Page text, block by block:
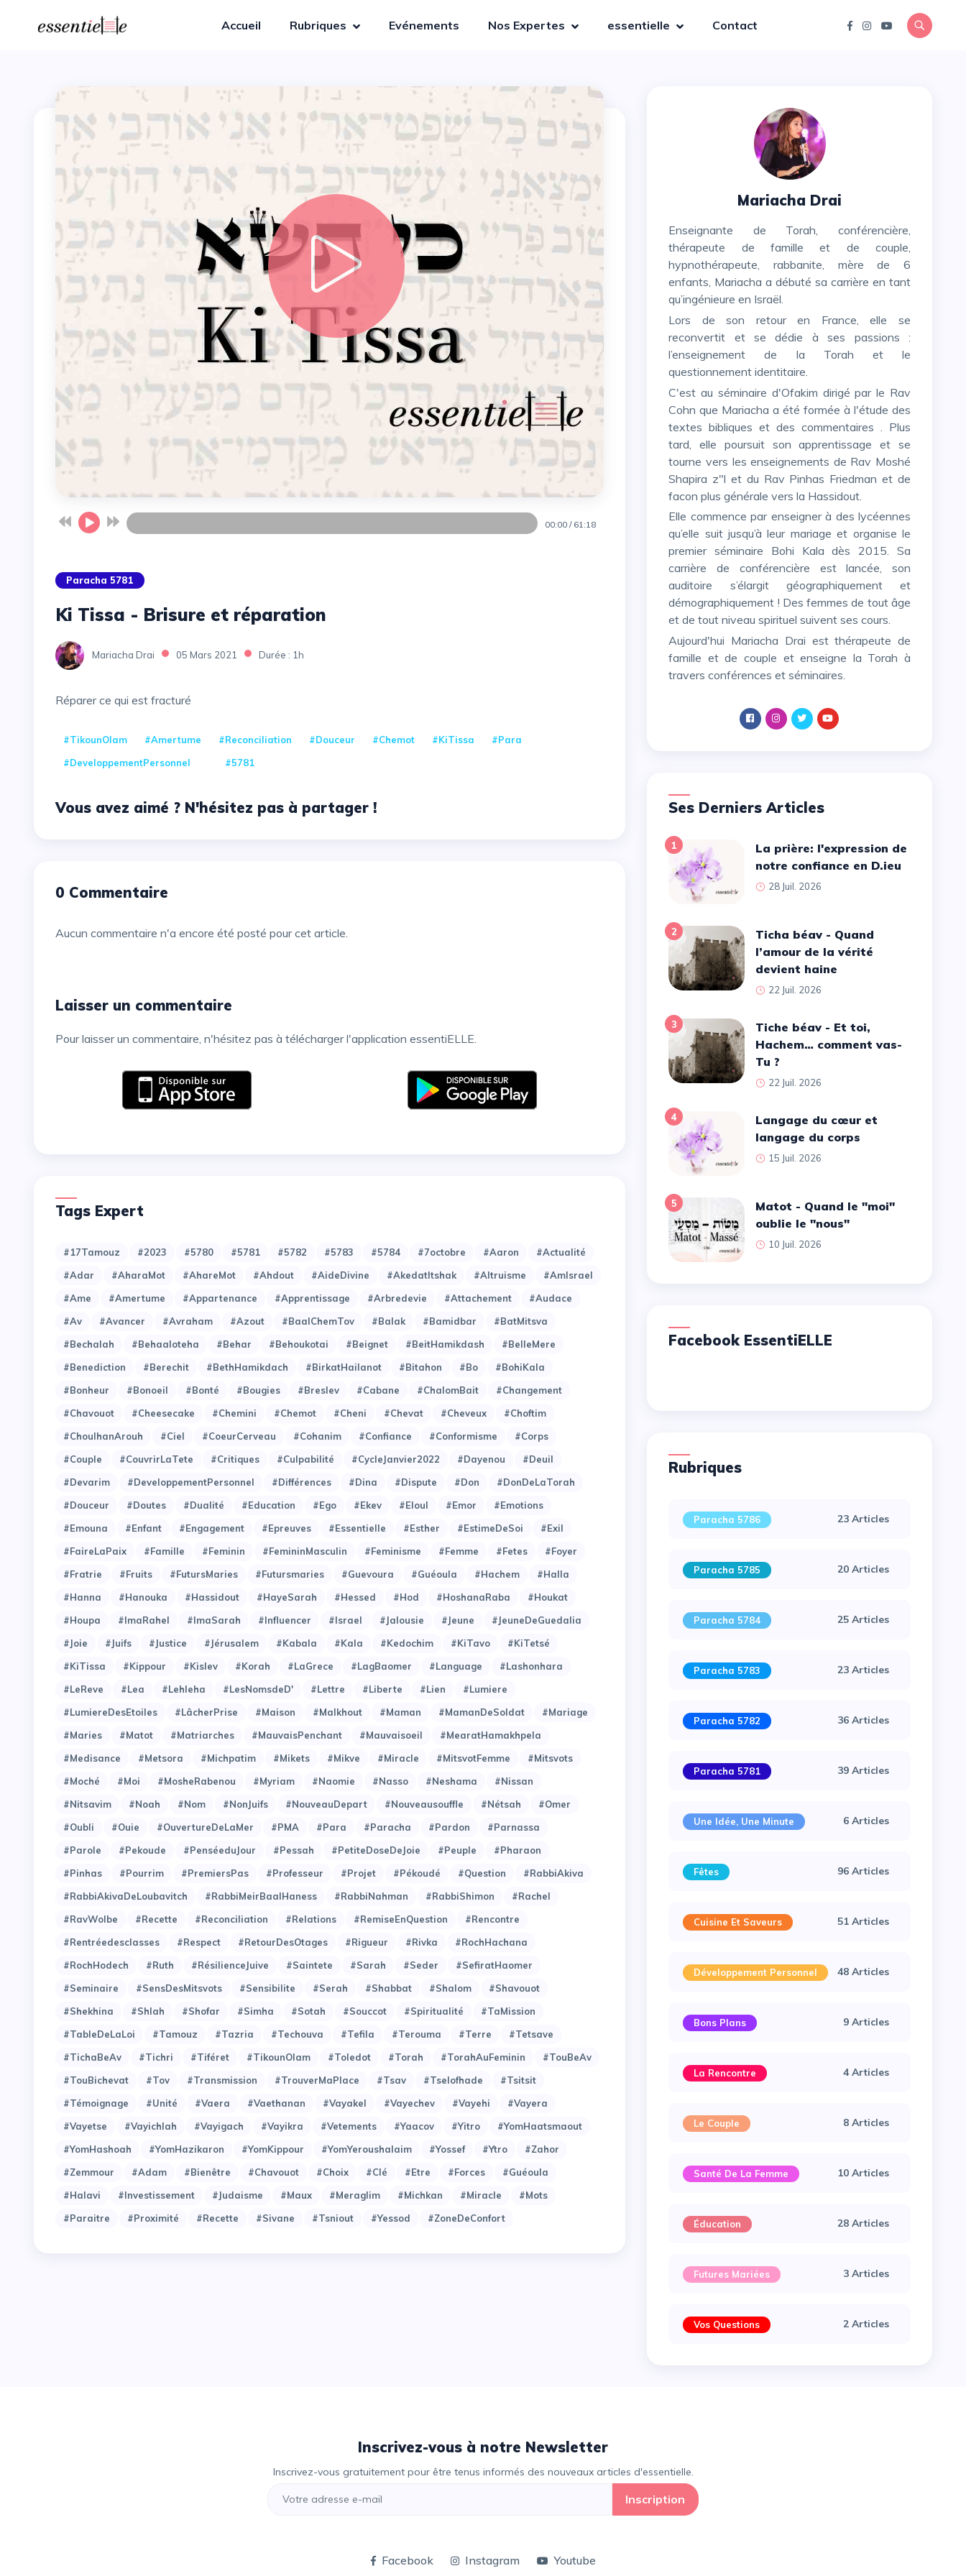
Accueil Rubriques Evénements Nos Expertes essentielle Contact
00:00 / 61:18
Paracha 5781
Ki Tissa - Brisure et réparation
Mariacha Drai 05 Mars 2021 Durée : 1h
Réparer ce qui est fracturé
#TikounOlam #Amertume #Reconciliation #Douceur #Chemot #KiTissa
#Para
#DeveloppementPersonnel
#5781
Vous avez aimé ? N'hésitez pas à partager !
0 Commentaire
Aucun commentaire n'a encore été posté pour cet article.
Laisser un commentaire
Pour laisser un commentaire, n'hésitez pas à télécharger l'application essentiELLE.
Tags Expert
#17Tamouz #2023 #5780 #5781 #5782 #5783 #5784 #7octobre #Aaron
#Actualité
#Adar
#AharaMot #AhareMot #Ahdout #AideDivine #AkedatItshak #Altruisme
#AmIsrael
#Ame
#Amertume #Appartenance #Apprentissage #Arbredevie #Attachement
#Audace
#Av
#Avancer #Avraham #Azout #BaalChemTov #Balak #Bamidbar
#BatMitsva
#Bechalah
#Behaaloteha #Behar #Behoukotai #Beignet #BeitHamikdash
#BelleMere
#Benediction
#Berechit #BethHamikdach #BirkatHailanot #Bitahon #Bo
#BohiKala
#Bonheur
#Bonoeil #Bonté #Bougies #Breslev #Cabane #ChalomBait
#Changement
#Chavouot
#Cheesecake #Chemini #Chemot #Cheni #Chevat #Cheveux
#Choftim
#ChoulhanArouh
#Ciel #CoeurCerveau #Cohanim #Confiance #Conformisme
#Corps
#Couple
#CouvrirLaTete #Critiques #Culpabilité #CycleJanvier2022 #Dayenou
#Deuil
#Devarim
#DeveloppementPersonnel #Différences #Dina #Dispute #Don
#DonDeLaTorah
#Douceur
#Doutes #Dualité #Education #Ego #Ekev #Eloul #Emor
#Emotions
#Emouna
#Enfant #Engagement #Epreuves #Essentielle #Esther #EstimeDeSoi
#Exil
#FaireLaPaix
#Famille #Feminin #FemininMasculin #Feminisme #Femme #Fetes
#Foyer
#Fratrie
#Fruits #FutursMaries #Futursmaries #Guevoura #Guéoula #Hachem
#Halla
#Hanna
#Hanouka #Hassidout #HayeSarah #Hessed #Hod #HoshanaRaba
#Houkat
#Houpa
#ImaRahel #ImaSarah #Influencer #Israel #Jalousie #Jeune
#JeuneDeGuedalia
#Joie
#Juifs #Justice #Jérusalem #Kabala #Kala #Kedochim #KiTavo
#KiTetsé
#KiTissa
#Kippour #Kislev #Korah #LaGrece #LagBaomer #Language
#Lashonhara
#LeReve
#Lea #Lehleha #LesNomsdeD' #Lettre #Liberte #Lien
#Lumiere
#LumiereDesEtoiles
#LâcherPrise #Maison #Malkhout #Maman #MamanDeSoldat
#Mariage
#Maries
#Matot #Matriarches #MauvaisPenchant #Mauvaisoeil
#MearatHamakhpela
#Medisance
#Metsora #Michpatim #Mikets #Mikve #Miracle #MitsvotFemme
#Mitsvots
#Moché
#Moi #MosheRabenou #Myriam #Naomie #Nasso #Neshama
#Nissan
#Nitsavim
#Noah #Nom #NonJuifs #NouveauDepart #Nouveausouffle #Nétsah
#Omer
#Oubli
#Ouie #OuvertureDeLaMer #PMA #Para #Paracha #Pardon
#Parnassa
#Parole
#Pekoude #PenséeduJour #Pessah #PetiteDoseDeJoie #Peuple
#Pharaon
#Pinhas
#Pourrim #PremiersPas #Professeur #Projet #Pékoudé #Question
#RabbiAkiva
#RabbiAkivaDeLoubavitch
#RabbiMeirBaalHaness #RabbiNahman #RabbiShimon
#Rachel
#RavWolbe
#Recette #Reconciliation #Relations #RemiseEnQuestion
#Rencontre
#Rentréedesclasses
#Respect #RetourDesOtages #Rigueur #Rivka
#RochHachana
#RochHodech
#Ruth #RésilienceJuive #Saintete #Sarah #Seder
#SefiratHaomer
#Seminaire
#SensDesMitsvots #Sensibilite #Serah #Shabbat #Shalom
#Shavouot
#Shekhina
#Shlah #Shofar #Simha #Sotah #Souccot #Spiritualité
#TaMission
#TableDeLaLoi
#Tamouz #Tazria #Techouva #Tefila #Terouma #Terre
#Tetsave
#TichaBeAv
#Tichri #Tiféret #TikounOlam #Toledot #Torah #TorahAuFeminin
#TouBeAv
#TouBichevat
#Tov #Transmission #TrouverMaPlace #Tsav #Tselofhade
#Tsitsit
#Témoignage
#Unité #Vaera #Vaethanan #Vayakel #Vayechev #Vayehi
#Vayera
#Vayetse
#Vayichlah #Vayigach #Vayikra #Vetements #Yaacov #Yitro
#YomHaatsmaout
#YomHashoah
#YomHazikaron #YomKippour #YomYeroushalaim #Yossef #Ytro
#Zahor
#Zemmour
#adam #bienêtre #chavouot #choix #clé #etre #forces
#guéoula
#halavi
#investissement #judaisme #maux #meraglim #michkan #miracle
#mots
#paraitre
#proximité #recette #sivane #tsniout #yessod #zoneDeConfort
Mariacha Drai
Enseignante de Torah, conférencière,
thérapeute de famille et de couple,
hypnothérapeute, rabbanite, mère de 6
enfants, Mariacha a débuté sa carrière en tant
qu’ingénieure en Israël.
Lors de son retour en France, elle se
reconvertit et se dédie à ses passions :
l’enseignement de la Torah et le
questionnement identitaire.
C'est au séminaire d'Ofakim dirigé par le Rav
Cohn que Mariacha a été formée à l'étude des
textes bibliques et des commentaires . Plus
tard, elle poursuit son apprentissage et se
tourne vers les enseignements de Rav Moshé
Shapira z"l et du Rav Pinhas Friedman et de
facon plus générale vers la Hassidout.
Elle commence par enseigner à des lycéennes
qu’elle suit jusqu’à leur mariage et organise le
premier séminaire Bohi Kala dès 2015. Sa
carrière de conférencière est lancée, son
auditoire s’élargit géographiquement et
démographiquement ! Des femmes de tout âge
et de tout niveau spirituel suivent ses cours.
Aujourd'hui Mariacha Drai est thérapeute de
famille et de couple et enseigne la Torah à
travers conférences et séminaires.
Ses Derniers Articles
1
La prière: l'expression de
notre confiance en D.ieu
28 Juil. 2026
2
Ticha béav - Quand
l’amour de la vérité
devient haine
22 Juil. 2026
3
Tiche béav - Et toi,
Hachem… comment vas-
Tu ?
22 Juil. 2026
4
Langage du cœur et
langage du corps
15 Juil. 2026
5
Matot - Quand le ''moi''
oublie le ''nous''
10 Juil. 2026
Facebook EssentiELLE
Rubriques
Paracha 5786 23 Articles
Paracha 5785 20 Articles
Paracha 5784 25 Articles
Paracha 5783 23 Articles
Paracha 5782 36 Articles
Paracha 5781 39 Articles
Une Idée, Une Minute 6 Articles
Fêtes 96 Articles
Cuisine Et Saveurs 51 Articles
Développement Personnel 48 Articles
Bons Plans 9 Articles
La Rencontre 4 Articles
Le Couple 8 Articles
Santé De La Femme 10 Articles
Éducation 28 Articles
Futures Mariées 3 Articles
Vos Questions 2 Articles
Inscrivez-vous à notre Newsletter
Inscrivez-vous gratuitement pour être tenus informés des nouveaux articles d'essentielle.
Inscription
Facebook Instagram Youtube